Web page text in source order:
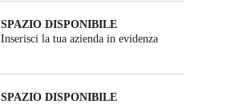
SPAZIO DISPONIBILE
Inserisci la tua azienda in evidenza
SPAZIO DISPONIBILE